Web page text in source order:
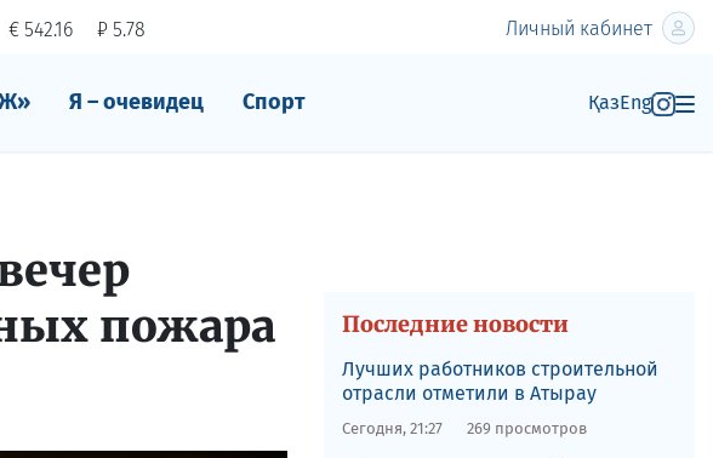
€ 542.16 ₽ 5.78 Личный кабинет
Я – очевидец Спорт ҚазEng
пожара
Последние новости
Лучших работников строительной
отрасли отметили в Атырау
Сегодня, 21:27 269 просмотров